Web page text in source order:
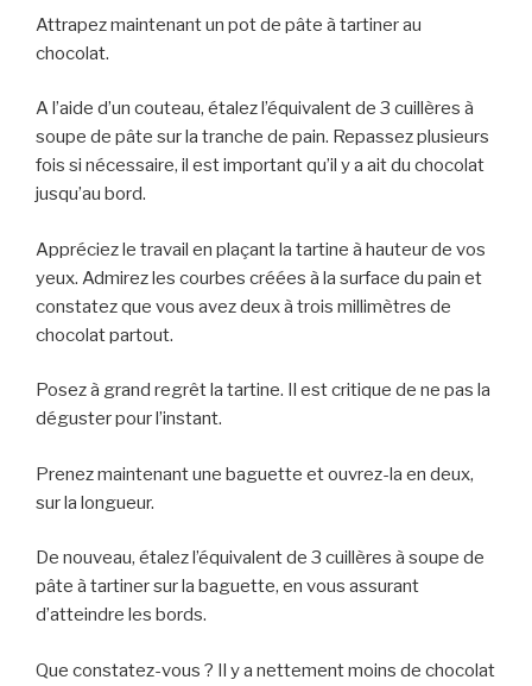
Attrapez maintenant un pot de pâte à tartiner au
chocolat.
A l’aide d’un couteau, étalez l’équivalent de 3 cuillères à
soupe de pâte sur la tranche de pain. Repassez plusieurs
fois si nécessaire, il est important qu’il y a ait du chocolat
jusqu’au bord.
Appréciez le travail en plaçant la tartine à hauteur de vos
yeux. Admirez les courbes créées à la surface du pain et
constatez que vous avez deux à trois millimètres de
chocolat partout.
Posez à grand regrêt la tartine. Il est critique de ne pas la
déguster pour l’instant.
Prenez maintenant une baguette et ouvrez-la en deux,
sur la longueur.
De nouveau, étalez l’équivalent de 3 cuillères à soupe de
pâte à tartiner sur la baguette, en vous assurant
d’atteindre les bords.
Que constatez-vous ? Il y a nettement moins de chocolat